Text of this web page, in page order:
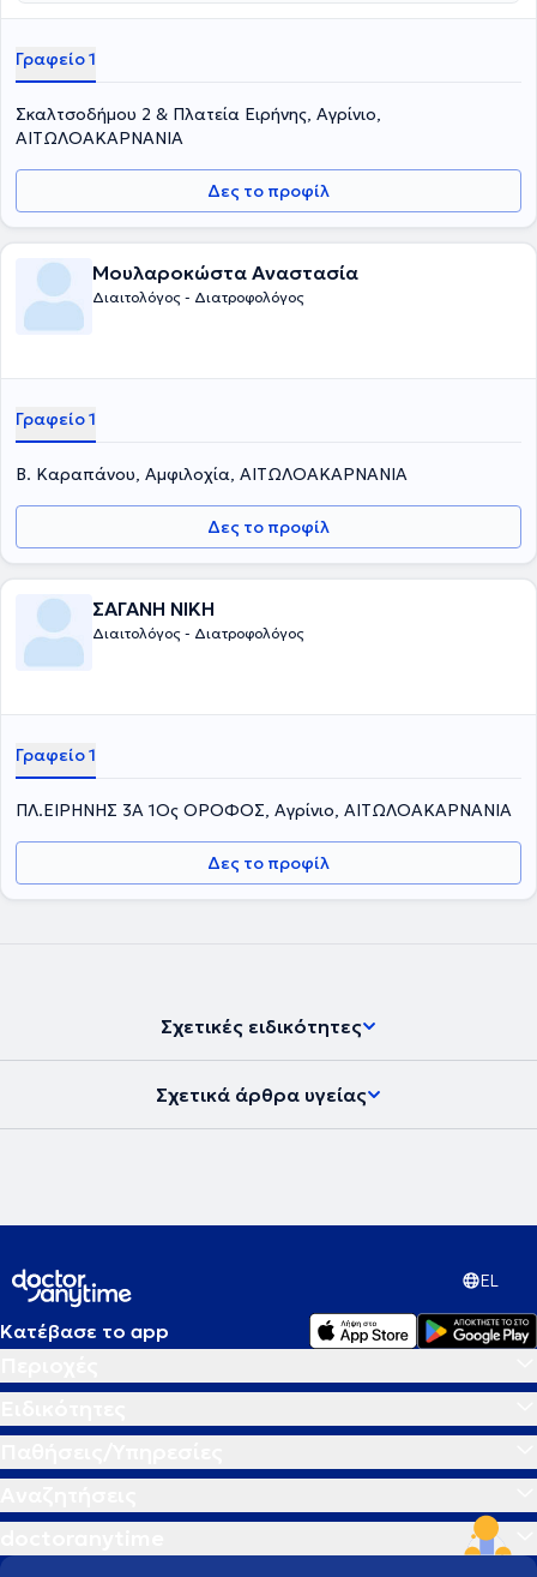
πτυχίο από το ίδιο πανεπιστήμιο. Η διαιτολόγος έχει ιδιαίτερη
παιδικής παχυσαρκίας, ανορεξίας - βουλιμίας και σωστής
διατροφής. Στο ιδιωτικό της γραφείο παρέχει εξειδικευμένες
υπηρεσίες στις ιδιαίτερες ανάγκες των πελατών της.
Γραφείο 1
Σκαλτσοδήμου 2 & Πλατεία Ειρήνης, Αγρίνιο,
ΑΙΤΩΛΟΑΚΑΡΝΑΝΙΑ
Δες το προφίλ
Μουλαροκώστα Αναστασία
Διαιτολόγος - Διατροφολόγος
Γραφείο 1
Β. Καραπάνου, Αμφιλοχία, ΑΙΤΩΛΟΑΚΑΡΝΑΝΙΑ
Δες το προφίλ
ΣΑΓΑΝΗ ΝΙΚΗ
Διαιτολόγος - Διατροφολόγος
Γραφείο 1
ΠΛ.ΕΙΡΗΝΗΣ 3Α 1Ος ΟΡΟΦΟΣ, Αγρίνιο, ΑΙΤΩΛΟΑΚΑΡΝΑΝΙΑ
Δες το προφίλ
Σχετικές ειδικότητες
Σχετικά άρθρα υγείας
EL
Κατέβασε το app